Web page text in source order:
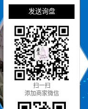
发送询盘
扫一扫
添加商家微信